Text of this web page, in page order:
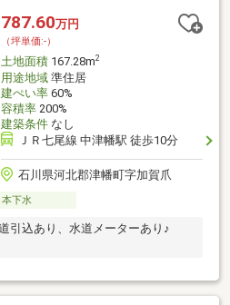
787.60万円
（坪単価:-）
土地面積167.28m2
用途地域準住居
建ぺい率60%
容積率200%
建築条件なし
ＪＲ七尾線 中津幡駅 徒歩10分
石川県河北郡津幡町字加賀爪
本下水
引込あり、水道メーターあり♪